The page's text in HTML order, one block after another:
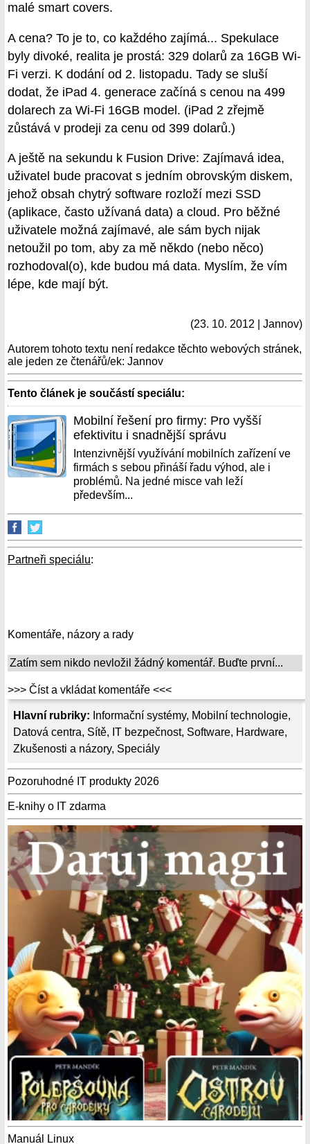
Hlavní rubriky: Informační systémy, Mobilní technologie,
Datová centra, Sítě, IT bezpečnost, Software, Hardware,
Zkušenosti a názory, Speciály
Pozoruhodné IT produkty 2026
E-knihy o IT zdarma
Manuál Linux
malé smart covers.
A cena? To je to, co každého zajímá... Spekulace
byly divoké, realita je prostá: 329 dolarů za 16GB Wi-
Fi verzi. K dodání od 2. listopadu. Tady se sluší
dodat, že iPad 4. generace začíná s cenou na 499
dolarech za Wi-Fi 16GB model. (iPad 2 zřejmě
zůstává v prodeji za cenu od 399 dolarů.)
A ještě na sekundu k Fusion Drive: Zajímavá idea,
uživatel bude pracovat s jedním obrovským diskem,
jehož obsah chytrý software rozloží mezi SSD
(aplikace, často užívaná data) a cloud. Pro běžné
uživatele možná zajímavé, ale sám bych nijak
netoužil po tom, aby za mě někdo (nebo něco)
rozhodoval(o), kde budou má data. Myslím, že vím
lépe, kde mají být.
(23. 10. 2012 | Jannov)
Autorem tohoto textu není redakce těchto webových stránek,
ale jeden ze čtenářů/ek: Jannov
Tento článek je součástí speciálu:
Mobilní řešení pro firmy: Pro vyšší
efektivitu i snadnější správu
Intenzivnější využívání mobilních zařízení ve
firmách s sebou přináší řadu výhod, ale i
problémů. Na jedné misce vah leží
především...
Partneři speciálu:
Komentáře, názory a rady
Zatím sem nikdo nevložil žádný komentář. Buďte první...
>>> Číst a vkládat komentáře <<<